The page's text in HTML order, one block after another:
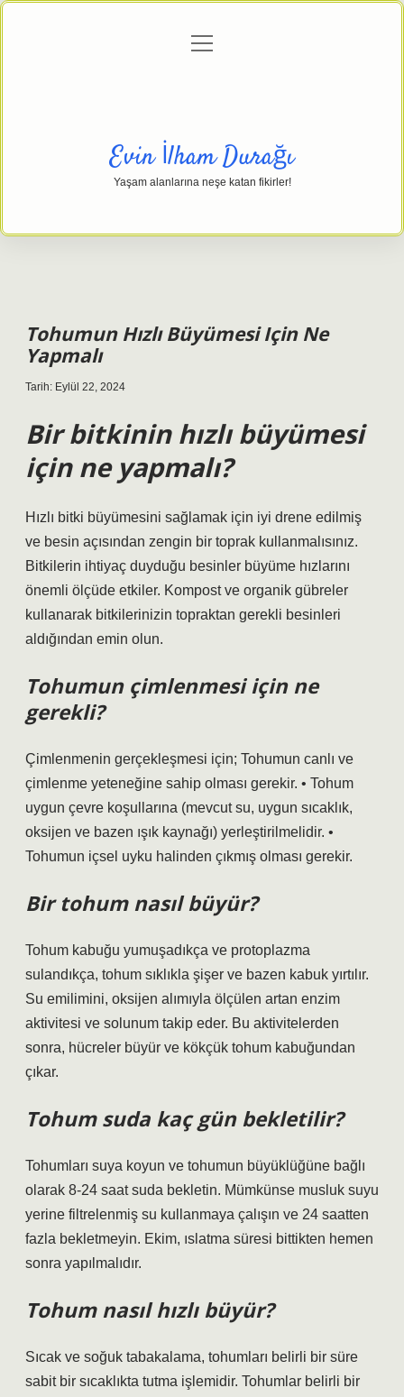
Gizlilik Politikası
menüyü
Evin İlham Durağı
Yaşam alanlarına neşe katan fikirler!
Tohumun Hızlı Büyümesi Için Ne
Yapmalı
Tarih: Eylül 22, 2024
Bir bitkinin hızlı büyümesi
için ne yapmalı?
Hızlı bitki büyümesini sağlamak için iyi drene edilmiş
ve besin açısından zengin bir toprak kullanmalısınız.
Bitkilerin ihtiyaç duyduğu besinler büyüme hızlarını
önemli ölçüde etkiler. Kompost ve organik gübreler
kullanarak bitkilerinizin topraktan gerekli besinleri
aldığından emin olun.
Tohumun çimlenmesi için ne
gerekli?
Çimlenmenin gerçekleşmesi için; Tohumun canlı ve
çimlenme yeteneğine sahip olması gerekir. • Tohum
uygun çevre koşullarına (mevcut su, uygun sıcaklık,
oksijen ve bazen ışık kaynağı) yerleştirilmelidir. •
Tohumun içsel uyku halinden çıkmış olması gerekir.
Bir tohum nasıl büyür?
Tohum kabuğu yumuşadıkça ve protoplazma
sulandıkça, tohum sıklıkla şişer ve bazen kabuk yırtılır.
Su emilimini, oksijen alımıyla ölçülen artan enzim
aktivitesi ve solunum takip eder. Bu aktivitelerden
sonra, hücreler büyür ve kökçük tohum kabuğundan
çıkar.
Tohum suda kaç gün bekletilir?
Tohumları suya koyun ve tohumun büyüklüğüne bağlı
olarak 8-24 saat suda bekletin. Mümkünse musluk suyu
yerine filtrelenmiş su kullanmaya çalışın ve 24 saatten
fazla bekletmeyin. Ekim, ıslatma süresi bittikten hemen
sonra yapılmalıdır.
Tohum nasıl hızlı büyür?
Sıcak ve soğuk tabakalama, tohumları belirli bir süre
sabit bir sıcaklıkta tutma işlemidir. Tohumlar belirli bir